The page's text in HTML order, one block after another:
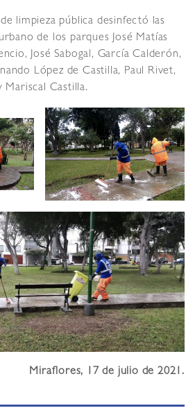
limpieza pública desinfectó las
de los parques José Matías
José Sabogal, García Calderón,
López de Castilla, Paul Rivet,
Mariscal Castilla.
Miraflores, 17 de julio de 2021.